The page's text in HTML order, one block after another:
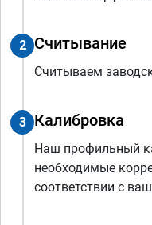
2 Считывание
Считываем
3 Калибровка
Наш профильный
необходимые
соответствии с